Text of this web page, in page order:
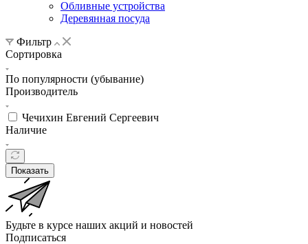
Обливные устройства
Деревянная посуда
Фильтр
Сортировка
По популярности (убывание)
Производитель
Чечихин Евгений Сергеевич
Наличие
Показать
Будьте в курсе наших акций и новостей
Подписаться